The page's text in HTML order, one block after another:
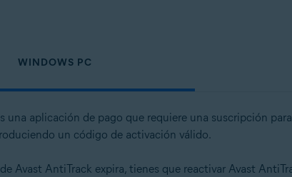
WINDOWS PC
una aplicación de pago que requiere una suscripción
un código de activación válido.
Avast AntiTrack expira, tienes que reactivar Avast